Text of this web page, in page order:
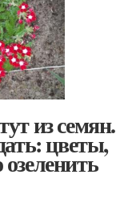
из семян.
цветы,